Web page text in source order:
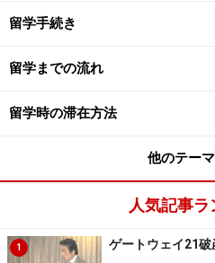
留学手続き
留学までの流れ
留学時の滞在方法
他のテー
人気記事
1 ゲートウェイ21